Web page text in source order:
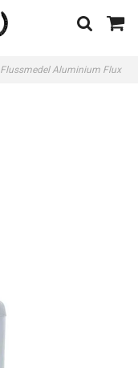
Flussmedel Aluminium Flux